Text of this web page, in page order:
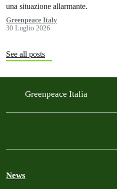
una situazione allarmante.
Greenpeace Italy
30 Luglio 2026
See all posts
Greenpeace Italia
News